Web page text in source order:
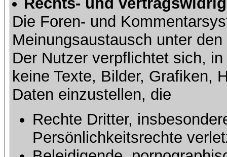
Die Foren- und
Meinungsaustausch unter
Der Nutzer verpflichtet sich,
keine Texte, Bilder, Grafiken,
Daten einzustellen, die
Rechte Dritter,
Persönlichkeitsrechte